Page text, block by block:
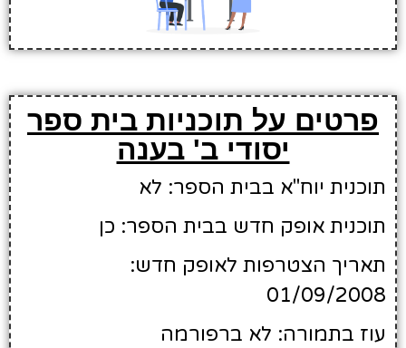
פרטים על תוכניות בית ספר
יסודי ב' בענה
תוכנית יוח"א בבית הספר: לא
תוכנית אופק חדש בבית הספר: כן
תאריך הצטרפות לאופק חדש:
01/09/2008
עוז בתמורה: לא ברפורמה